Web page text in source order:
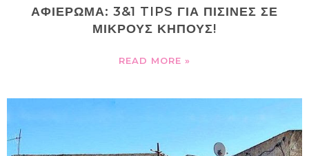
ΑΦΙΕΡΩΜΑ: 3&1 TIPS ΓΙΑ ΠΙΣΙΝΕΣ ΣΕ
ΜΙΚΡΟΥΣ ΚΗΠΟΥΣ!
READ MORE »